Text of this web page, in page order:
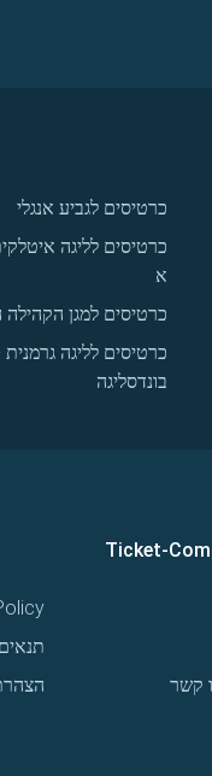
כרטיסים לגביע אנגלי
כרטיסים לליגה
א
כרטיסים למגן הקהילה
כרטיסים לליגה גרמנית
בונדסליגה
Ticket-
קשר